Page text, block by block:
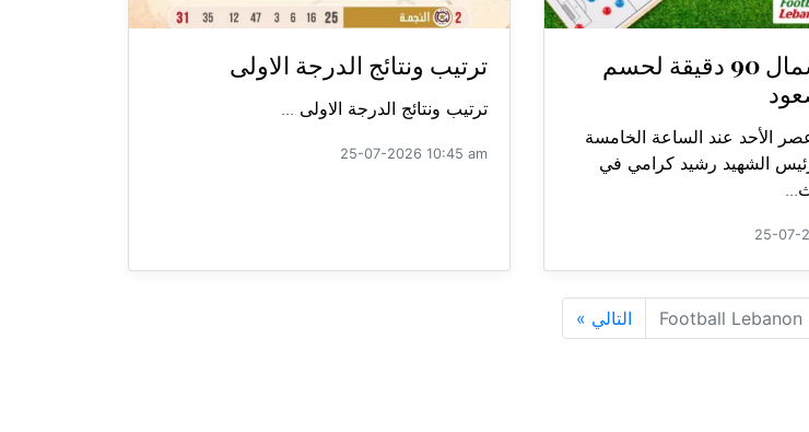
ديربي الشمال 90 دقيقة لحسم
عصر الأحد عند الساعة الخامسة
الشهيد رشيد كرامي في
25-07-
ترتيب ونتائج الدرجة الاولى
ترتيب ونتائج الدرجة الاولى ...
25-07-2026 10:45 am
Football Lebanon التالي »